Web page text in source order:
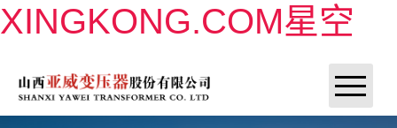
XINGKONG.COM星空
XINGKONG.COM星空